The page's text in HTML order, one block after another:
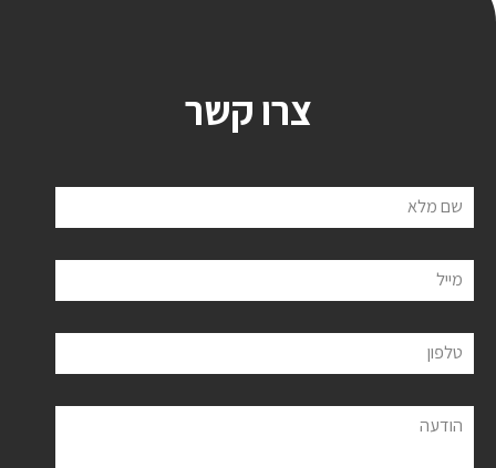
צרו קשר
שם מלא
מייל
טלפון
הודעה